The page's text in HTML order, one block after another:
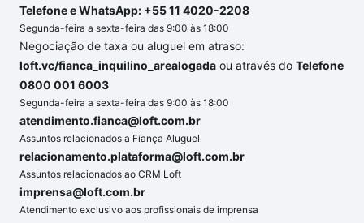
Telefone e WhatsApp: +55 11 4020-2208
Segunda-feira a sexta-feira das 9:00 às 18:00
Negociação de taxa ou aluguel em atraso:
loft.vc/fianca_inquilino_arealogada ou através do Telefone
0800 001 6003
Segunda-feira a sexta-feira das 9:00 às 18:00
atendimento.fianca@loft.com.br
Assuntos relacionados a Fiança Aluguel
relacionamento.plataforma@loft.com.br
Assuntos relacionados ao CRM Loft
imprensa@loft.com.br
Atendimento exclusivo aos profissionais de imprensa